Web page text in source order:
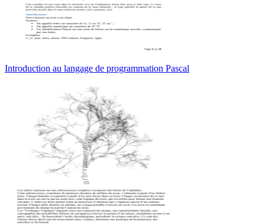
Introduction au langage de programmation Pascal